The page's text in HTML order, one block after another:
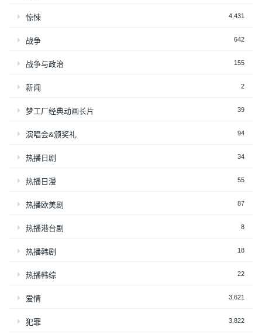
惊悚 4,431
战争 642
战争与政治 155
新闻 2
梦工厂经典动画长片 39
演唱会&颁奖礼 94
热播日剧 34
热播日漫 55
热播欧美剧 87
热播港台剧 8
热播韩剧 18
热播韩综 22
爱情 3,621
犯罪 3,822